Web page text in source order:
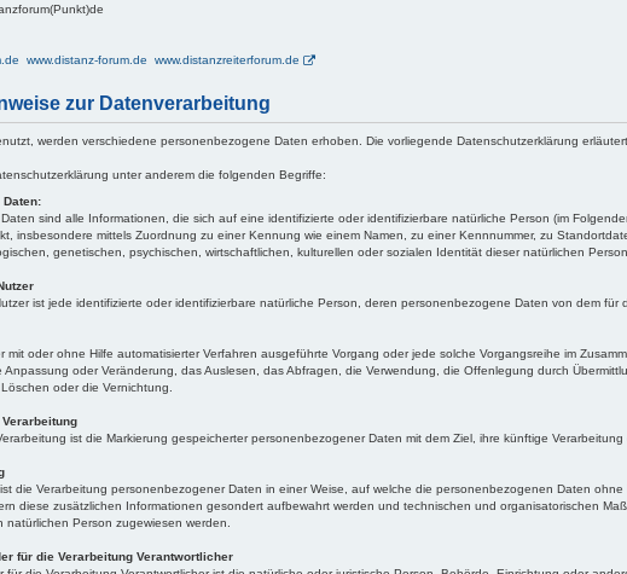
www.distanz-forum.de www.distanzreiterforum.de
zur Datenverarbeitung
werden verschiedene personenbezogene Daten erhoben. Die vorliegende Datenschutzerklärung
unter anderem die folgenden Begriffe:
Daten:
sind alle Informationen, die sich auf eine identifizierte oder identifizierbare natürliche Person (im
insbesondere mittels Zuordnung zu einer Kennung wie einem Namen, zu einer Kennnummer, zu
genetischen, psychischen, wirtschaftlichen, kulturellen oder sozialen Identität dieser natürlichen
ist jede identifizierte oder identifizierbare natürliche Person, deren personenbezogene Daten von dem für
mit oder ohne Hilfe automatisierter Verfahren ausgeführte Vorgang oder jede solche Vorgangsreihe im
Anpassung oder Veränderung, das Auslesen, das Abfragen, die Verwendung, die Offenlegung durch
oder die Vernichtung.
ist die Markierung gespeicherter personenbezogener Daten mit dem Ziel, ihre künftige Verarbeitung
die Verarbeitung personenbezogener Daten in einer Weise, auf welche die personenbezogenen Daten
diese zusätzlichen Informationen gesondert aufbewahrt werden und technischen und organisatorischen
natürlichen Person zugewiesen werden.
für die Verarbeitung Verantwortlicher